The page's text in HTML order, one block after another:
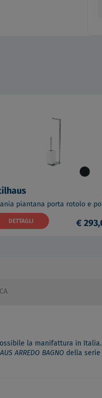
DETTAGLI €
la manifattura in
ARREDO BAGNO della serie